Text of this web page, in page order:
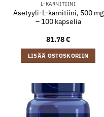
L-KARNITIINI
Asetyyli-L-karnitiini, 500 mg
– 100 kapselia
81.78€
LISÄÄ OSTOSKORIIN